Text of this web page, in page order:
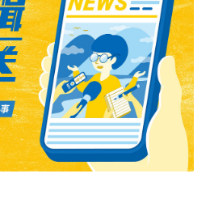
王玉純指出，過去普遍認知高溫
道疾病的風險，氣候變遷對健康
而在台灣腎功能疾病風險也較
前受低溫影響較大，王玉純以
析資料表示，歐美有暖氣、沒冷
則相反，「所以我們從過去歷史
康的影響較大，